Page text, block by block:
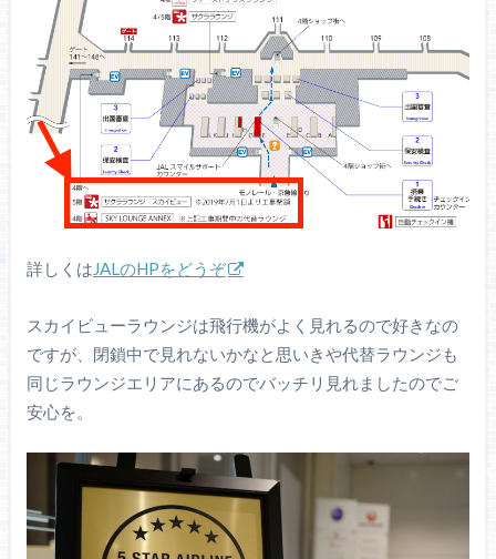
詳しくはJALのHPをどうぞ
スカイビューラウンジは飛行機がよく見れるので好きなの
ですが、閉鎖中で見れないかなと思いきや代替ラウンジも
同じラウンジエリアにあるのでバッチリ見れましたのでご
安心を。